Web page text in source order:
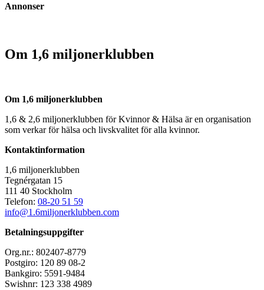
Annonser
Om 1,6 miljonerklubben
Om 1,6 miljonerklubben
1,6 & 2,6 miljonerklubben för Kvinnor & Hälsa är en organisation
som verkar för hälsa och livskvalitet för alla kvinnor.
Kontaktinformation
1,6 miljonerklubben
Tegnérgatan 15
111 40 Stockholm
Telefon: 08-20 51 59
info@1.6miljonerklubben.com
Betalningsuppgifter
Org.nr.: 802407-8779
Postgiro: 120 89 08-2
Bankgiro: 5591-9484
Swishnr: 123 338 4989